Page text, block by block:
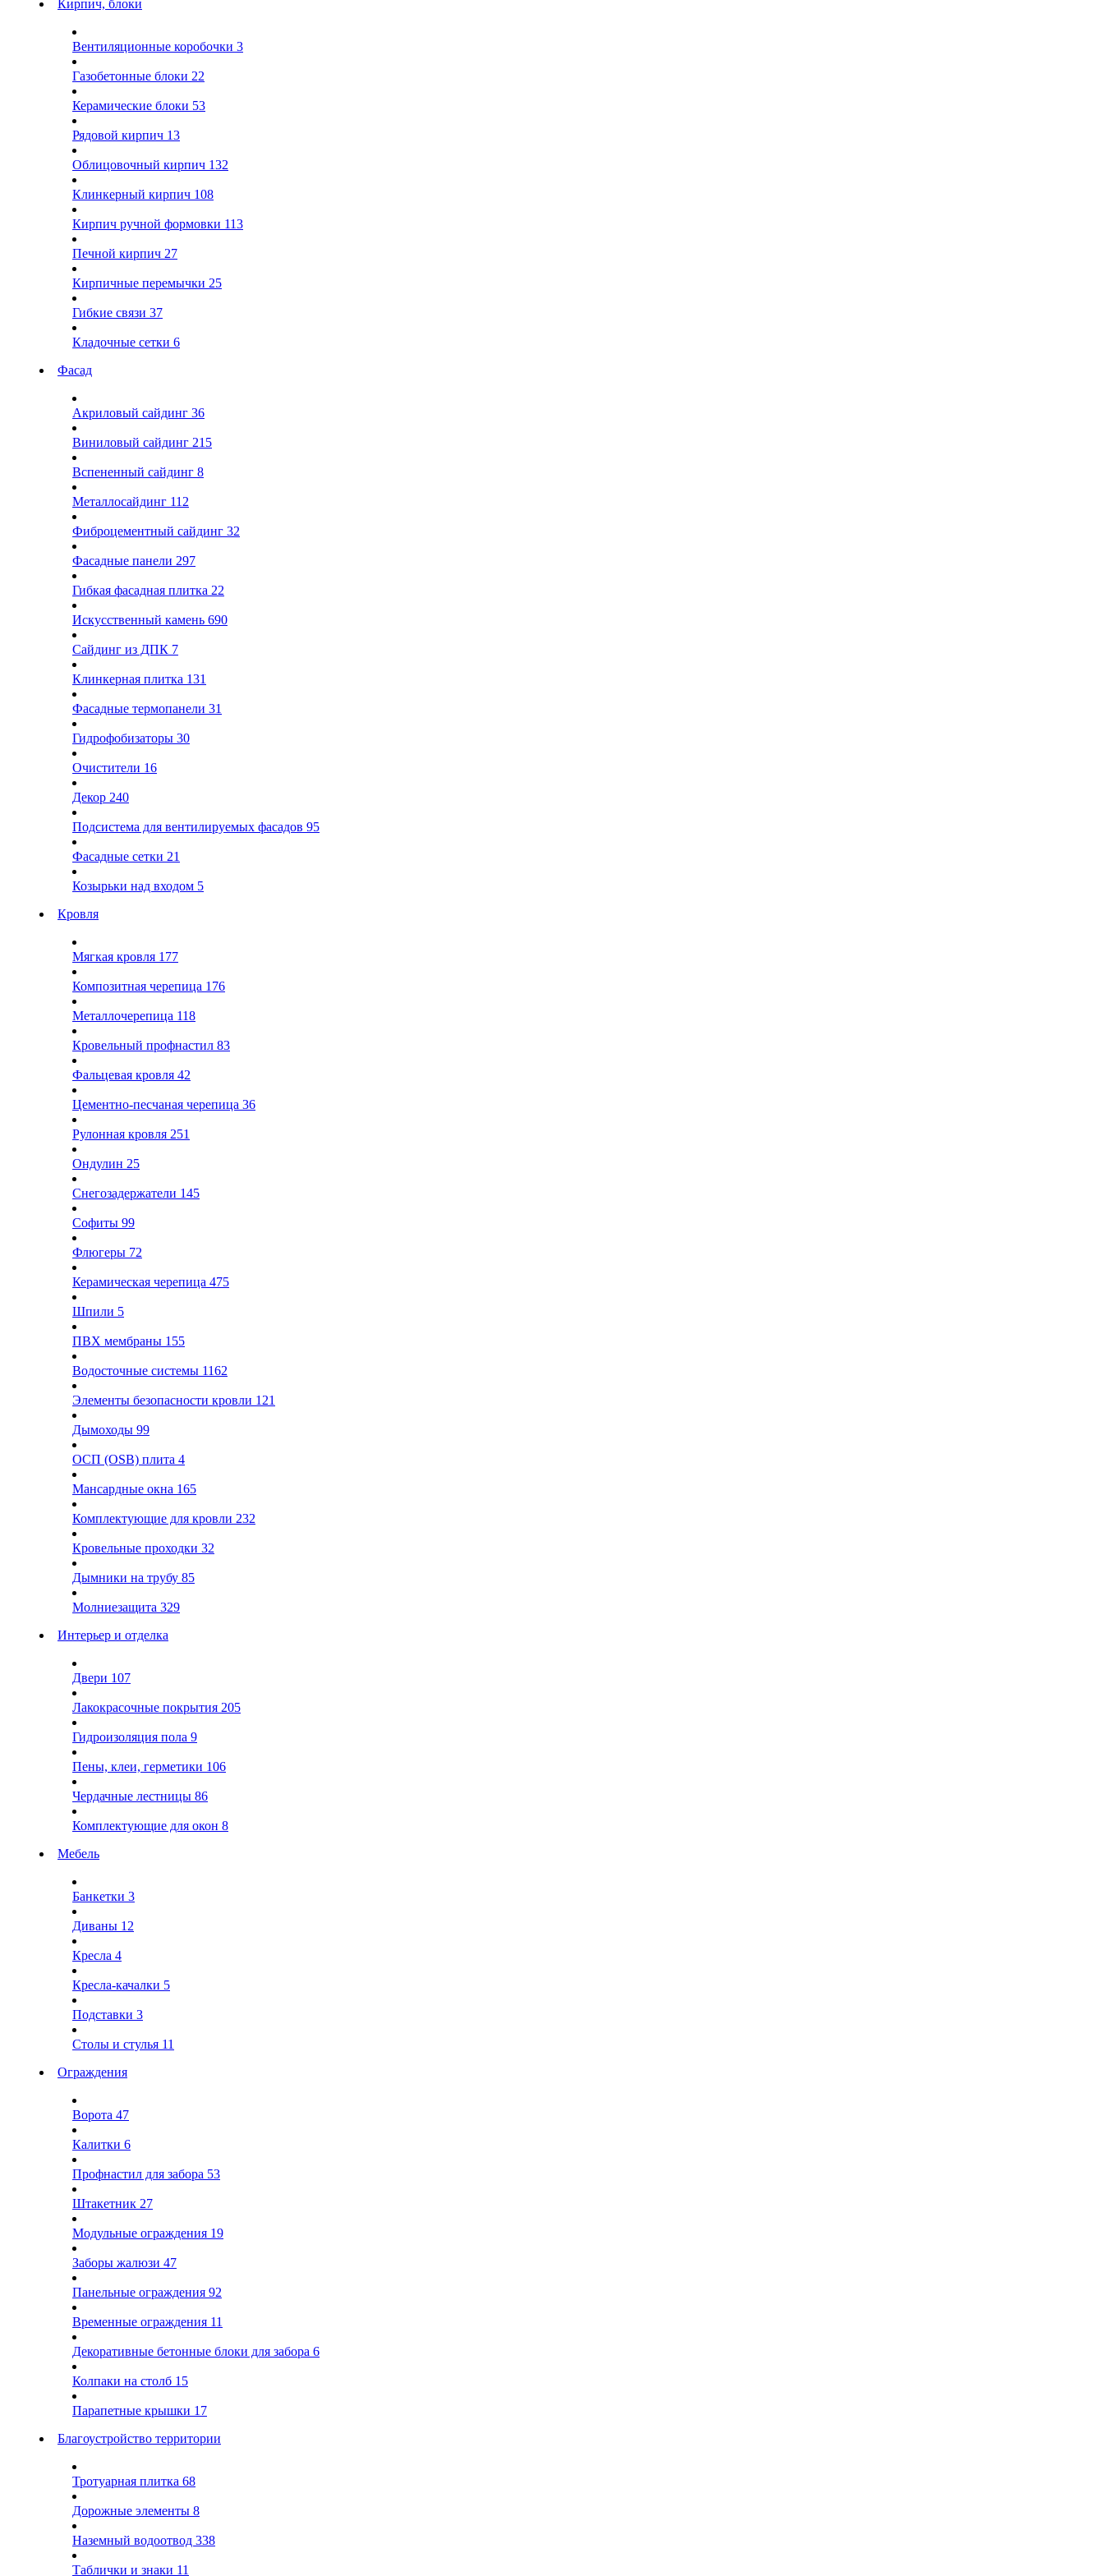
Кирпич, блоки
Вентиляционные коробочки 3
Газобетонные блоки 22
Керамические блоки 53
Рядовой кирпич 13
Облицовочный кирпич 132
Клинкерный кирпич 108
Кирпич ручной формовки 113
Печной кирпич 27
Кирпичные перемычки 25
Гибкие связи 37
Кладочные сетки 6
Фасад
Акриловый сайдинг 36
Виниловый сайдинг 215
Вспененный сайдинг 8
Металлосайдинг 112
Фиброцементный сайдинг 32
Фасадные панели 297
Гибкая фасадная плитка 22
Искусственный камень 690
Сайдинг из ДПК 7
Клинкерная плитка 131
Фасадные термопанели 31
Гидрофобизаторы 30
Очистители 16
Декор 240
Подсистема для вентилируемых фасадов 95
Фасадные сетки 21
Козырьки над входом 5
Кровля
Мягкая кровля 177
Композитная черепица 176
Металлочерепица 118
Кровельный профнастил 83
Фальцевая кровля 42
Цементно-песчаная черепица 36
Рулонная кровля 251
Ондулин 25
Снегозадержатели 145
Софиты 99
Флюгеры 72
Керамическая черепица 475
Шпили 5
ПВХ мембраны 155
Водосточные системы 1162
Элементы безопасности кровли 121
Дымоходы 99
ОСП (OSB) плита 4
Мансардные окна 165
Комплектующие для кровли 232
Кровельные проходки 32
Дымники на трубу 85
Молниезащита 329
Интерьер и отделка
Двери 107
Лакокрасочные покрытия 205
Гидроизоляция пола 9
Пены, клеи, герметики 106
Чердачные лестницы 86
Комплектующие для окон 8
Мебель
Банкетки 3
Диваны 12
Кресла 4
Кресла-качалки 5
Подставки 3
Столы и стулья 11
Ограждения
Ворота 47
Калитки 6
Профнастил для забора 53
Штакетник 27
Модульные ограждения 19
Заборы жалюзи 47
Панельные ограждения 92
Временные ограждения 11
Декоративные бетонные блоки для забора 6
Колпаки на столб 15
Парапетные крышки 17
Благоустройство территории
Тротуарная плитка 68
Дорожные элементы 8
Наземный водоотвод 338
Таблички и знаки 11